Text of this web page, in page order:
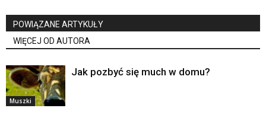
POWIĄZANE ARTYKUŁY
WIĘCEJ OD AUTORA
Muszki
Jak pozbyć się much w domu?